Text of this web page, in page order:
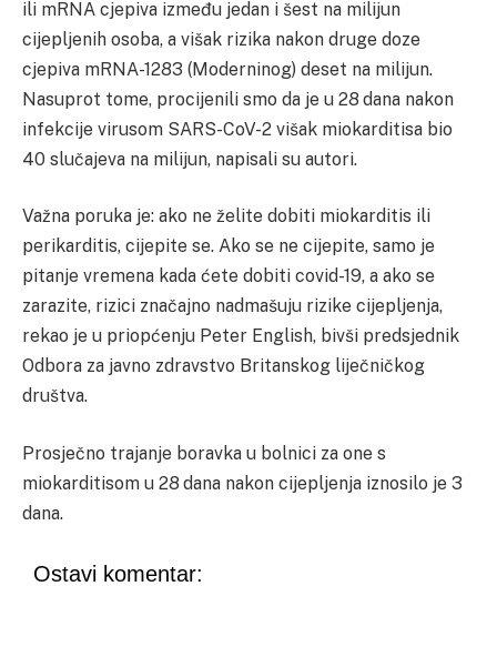
ili mRNA cjepiva između jedan i šest na milijun
cijepljenih osoba, a višak rizika nakon druge doze
cjepiva mRNA-1283 (Moderninog) deset na milijun.
Nasuprot tome, procijenili smo da je u 28 dana nakon
infekcije virusom SARS-CoV-2 višak miokarditisa bio
40 slučajeva na milijun, napisali su autori.
Važna poruka je: ako ne želite dobiti miokarditis ili
perikarditis, cijepite se. Ako se ne cijepite, samo je
pitanje vremena kada ćete dobiti covid-19, a ako se
zarazite, rizici značajno nadmašuju rizike cijepljenja,
rekao je u priopćenju Peter English, bivši predsjednik
Odbora za javno zdravstvo Britanskog liječničkog
društva.
Prosječno trajanje boravka u bolnici za one s
miokarditisom u 28 dana nakon cijepljenja iznosilo je 3
dana.
Ostavi komentar: